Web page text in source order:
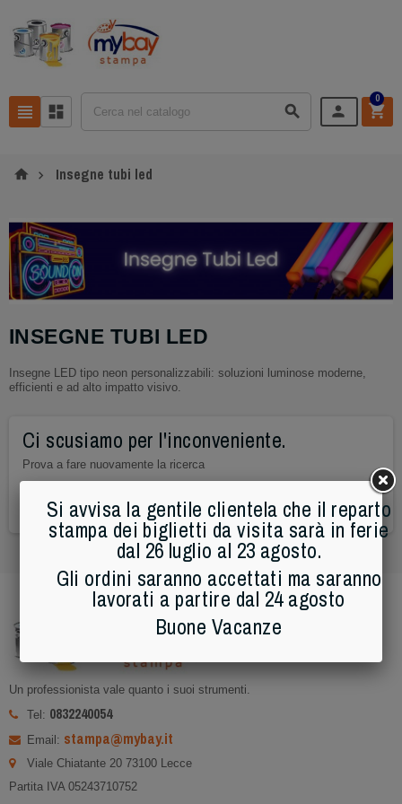
    
0
Insegne tubi led
INSEGNE TUBI LED
Insegne LED tipo neon personalizzabili: soluzioni luminose moderne,
efficienti e ad alto impatto visivo.
Ci scusiamo per l'inconveniente.
Prova a fare nuovamente la ricerca
Un professionista vale quanto i suoi strumenti.
Tel: 0832240054
Email: stampa@mybay.it
Viale Chiatante 20 73100 Lecce
Partita IVA 05243710752
Si avvisa la gentile clientela che il reparto
stampa dei biglietti da visita sarà in ferie
dal 26 luglio al 23 agosto.
Gli ordini saranno accettati ma saranno
lavorati a partire dal 24 agosto
Buone Vacanze